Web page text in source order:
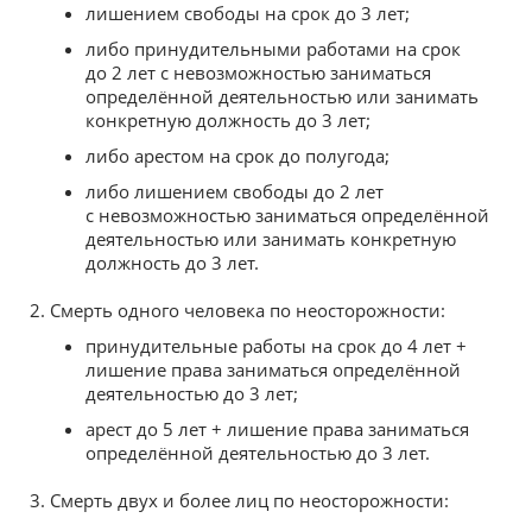
лишением свободы на срок до 3 лет;
либо принудительными работами на срок
до 2 лет с невозможностью заниматься
определённой деятельностью или занимать
конкретную должность до 3 лет;
либо арестом на срок до полугода;
либо лишением свободы до 2 лет
с невозможностью заниматься определённой
деятельностью или занимать конкретную
должность до 3 лет.
Смерть одного человека по неосторожности:
принудительные работы на срок до 4 лет +
лишение права заниматься определённой
деятельностью до 3 лет;
арест до 5 лет + лишение права заниматься
определённой деятельностью до 3 лет.
Смерть двух и более лиц по неосторожности: